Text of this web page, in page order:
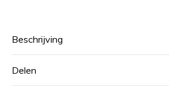
Beschrijving
Delen